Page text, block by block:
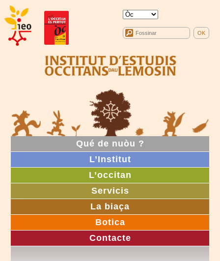
Qué de nuòu ?
L’Institut
L’occitan
Servicis
La biaça
Botica
Contacte